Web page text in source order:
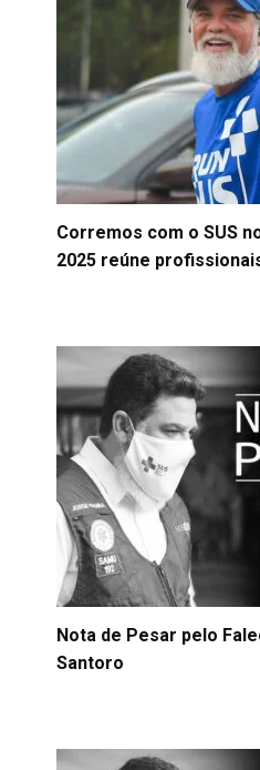
Corremos com o SUS
2025 reúne
Nota de Pesar pelo
Santoro